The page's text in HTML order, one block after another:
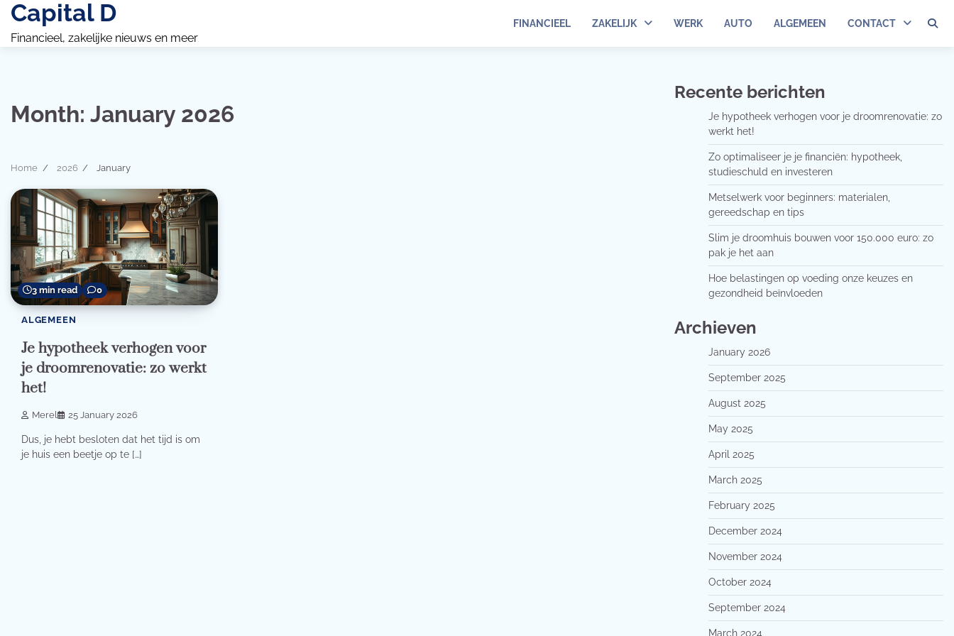
Skip
content
Capital D
Financieel, zakelijke nieuws en meer
FINANCIEEL ZAKELIJK WERK AUTO ALGEMEEN CONTACT
Month: January 2026
Home 2026 January
3 min read 0
ALGEMEEN
Je hypotheek verhogen voor
je droomrenovatie: zo werkt
het!
Merel 25 January 2026
Dus, je hebt besloten dat het tijd is om
je huis een beetje op te […]
Recente berichten
Je hypotheek verhogen voor je droomrenovatie: zo
werkt het!
Zo optimaliseer je je financiën: hypotheek,
studieschuld en investeren
Metselwerk voor beginners: materialen,
gereedschap en tips
Slim je droomhuis bouwen voor 150.000 euro: zo
pak je het aan
Hoe belastingen op voeding onze keuzes en
gezondheid beïnvloeden
Archieven
January 2026
September 2025
August 2025
May 2025
April 2025
March 2025
February 2025
December 2024
November 2024
October 2024
September 2024
March 2024